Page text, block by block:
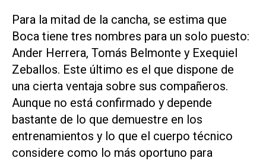
Para la mitad de la cancha, se estima que
Boca tiene tres nombres para un solo puesto:
Ander Herrera, Tomás Belmonte y Exequiel
Zeballos. Este último es el que dispone de
una cierta ventaja sobre sus compañeros.
Aunque no está confirmado y depende
bastante de lo que demuestre en los
entrenamientos y lo que el cuerpo técnico
considere como lo más oportuno para